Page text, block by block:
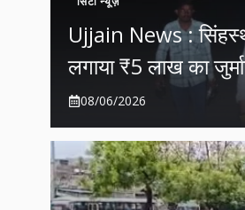
Ujjain News :
लगाया ₹5 लाख का
08/06/2026